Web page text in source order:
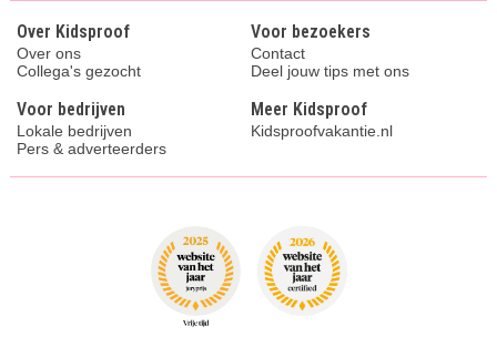
Over Kidsproof
Over ons
Collega's gezocht
Voor bezoekers
Contact
Deel jouw tips met ons
Voor bedrijven
Lokale bedrijven
Pers & adverteerders
Meer Kidsproof
Kidsproofvakantie.nl